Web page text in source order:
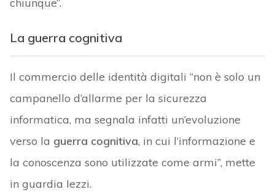
La guerra cognitiva
Il commercio delle identità digitali “non è solo un
campanello d’allarme per la sicurezza
informatica, ma segnala infatti un’evoluzione
verso la guerra cognitiva, in cui l’informazione e
la conoscenza sono utilizzate come armi”, mette
in guardia Iezzi.